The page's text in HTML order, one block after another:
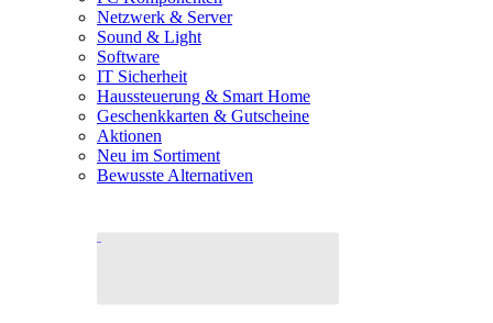
Netzwerk & Server
Sound & Light
Software
IT Sicherheit
Haussteuerung & Smart Home
Geschenkkarten & Gutscheine
Aktionen
Neu im Sortiment
Bewusste Alternativen